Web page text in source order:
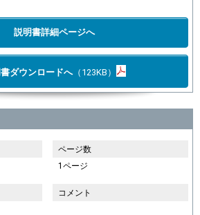
説明書詳細ページへ
ダウンロードへ（123KB）
ページ数
1ページ
コメント